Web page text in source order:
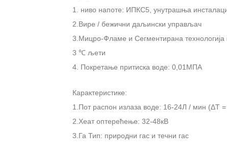
1. ниво напоте: ИПКС5, унутрашња
2.Вире / бежични даљински управљач
3.Мицро-Фламе и Сегментирана
3 ℃ љети
4. Покретање притиска воде: 0,01МПА
Карактеристике:
1.Пот распон излаза воде: 16-24Л / мин (ΔТ
2.Хеат оптерећење: 32-48кВ
3.Га Тип: природни гас и течни гас